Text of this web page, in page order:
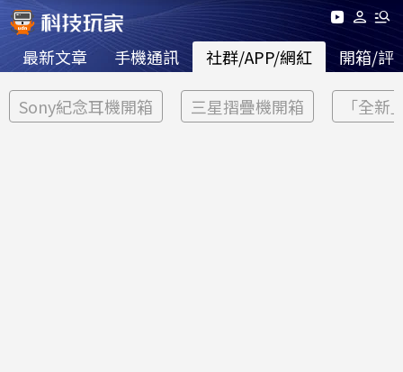
最新文章 手機通訊 社群/APP/網紅 開箱/評
Sony紀念耳機開箱 三星摺疊機開箱 「全新